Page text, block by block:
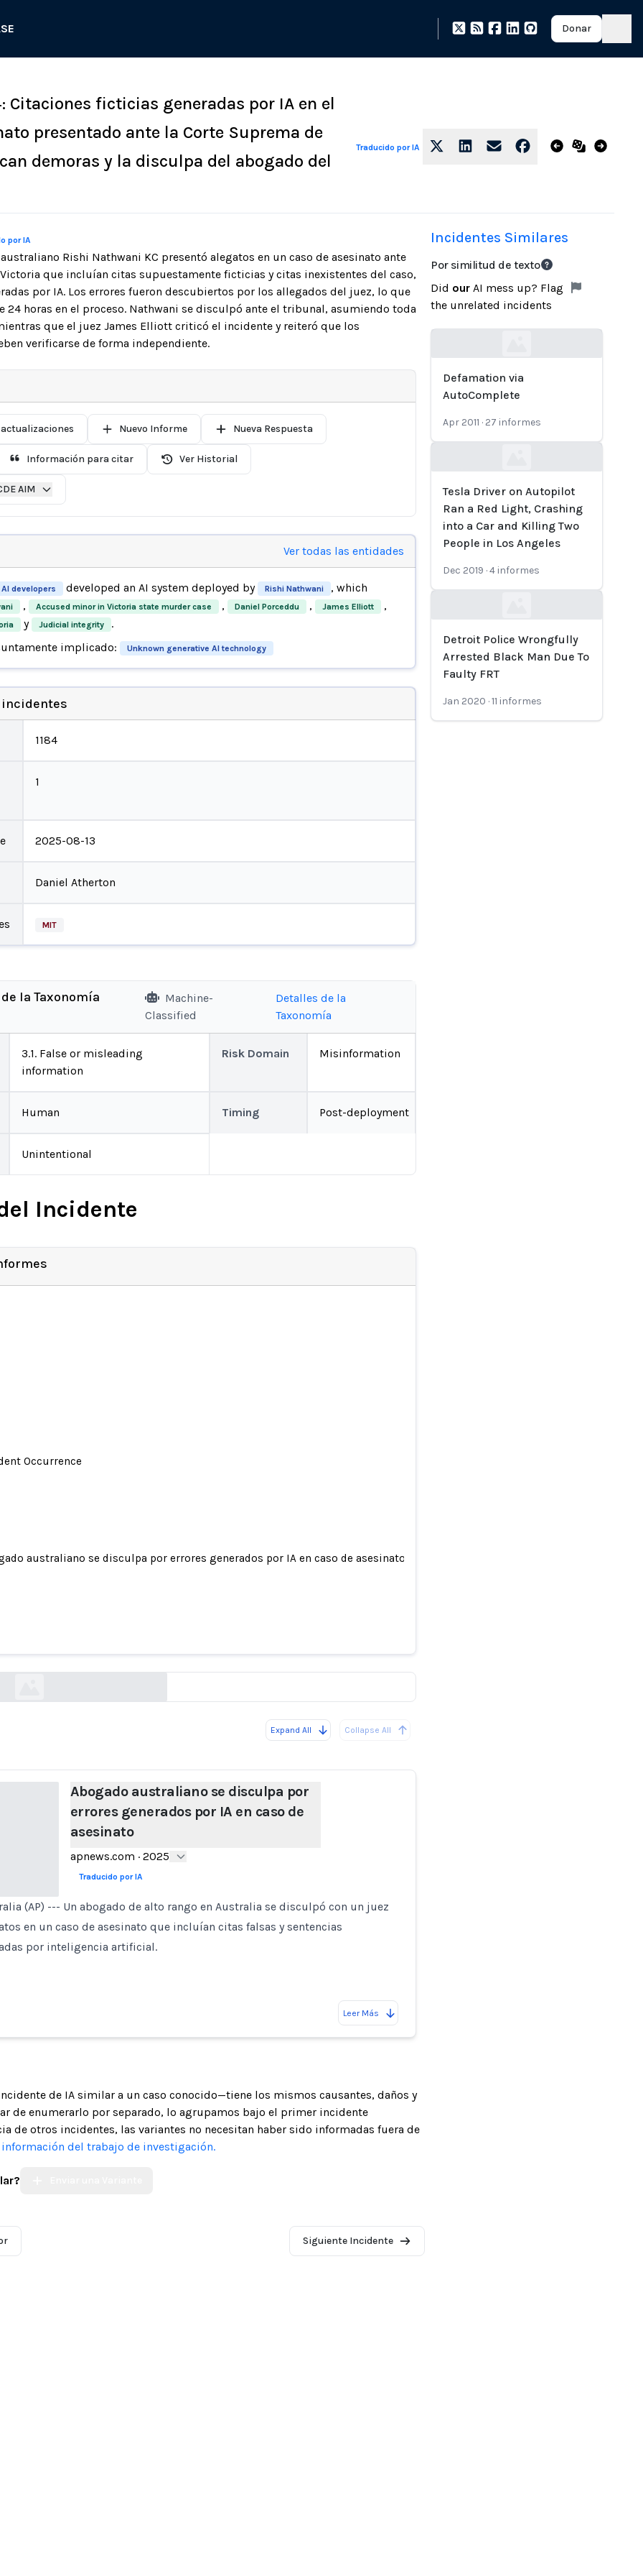
Donar
Citaciones ficticias generadas por IA en el
presentado ante la Corte Suprema de
demoras y la disculpa del abogado del
Traducido por IA
por IA
Rishi Nathwani KC presentó alegatos en un caso de asesinato ante
que incluían citas supuestamente ficticias y citas inexistentes del caso,
por IA. Los errores fueron descubiertos por los allegados del juez, lo que
24 horas en el proceso. Nathwani se disculpó ante el tribunal, asumiendo toda
que el juez James Elliott criticó el incidente y reiteró que los
verificarse de forma independiente.
Nuevo Informe Nueva Respuesta
Información para citar Ver Historial
AIM
Ver todas las entidades
developers developed an AI system deployed by Rishi Nathwani
, which
, Accused minor in Victoria state murder case , Daniel Porceddu , James Elliott ,
y Judicial integrity
.
implicado:
Unknown generative AI technology
1184
1
2025-08-13
Daniel Atherton
MIT
la Taxonomía
Machine-
Classified
Detalles de la
Taxonomía
3.1. False or misleading
information
Risk Domain Misinformation
Human Timing Post-deployment
Unintentional
Incidente
Occurrence
australiano se disculpa por errores generados por IA en caso de asesinato
australiano se disculpa por errores generados por IA en
Expand All Collapse All
Abogado australiano se disculpa por
errores generados por IA en caso de
asesinato
apnews.com · 2025
Traducido por IA
(AP) --- Un abogado de alto rango en Australia se disculpó con un juez
en un caso de asesinato que incluían citas falsas y sentencias
por inteligencia artificial.
Leer Más
de IA similar a un caso conocido—tiene los mismos causantes, daños y
de enumerarlo por separado, lo agrupamos bajo el primer incidente
de otros incidentes, las variantes no necesitan haber sido informadas fuera de
información del trabajo de investigación.
Siguiente Incidente
Incidentes Similares
Por similitud de texto
Did our AI mess up? Flag
the unrelated incidents
Defamation via
AutoComplete
Apr 2011 · 27 informes
Tesla Driver on Autopilot
Ran a Red Light, Crashing
into a Car and Killing Two
People in Los Angeles
Dec 2019 ·4 informes
Detroit Police Wrongfully
Arrested Black Man Due To
Faulty FRT
Jan 2020 ·11 informes